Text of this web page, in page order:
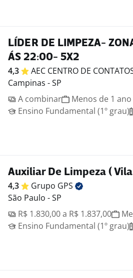
LÍDER DE LIMPEZA-
ÁS 22:00- 5X2
4,3 AEC CENTRO DE
Campinas - SP
A combinar
Menos de 1 ano
Ensino Fundamental (1º grau)
Auxiliar De Limpeza (
4,3 Grupo GPS
São Paulo - SP
R$ 1.830,00 a R$ 1.837,00
Ensino Fundamental (1º grau)